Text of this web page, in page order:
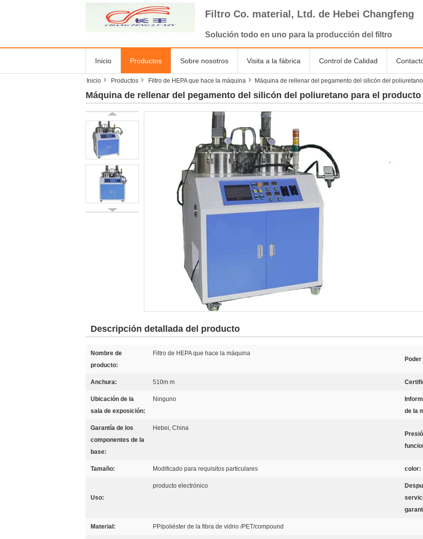
Filtro Co. material, Ltd. de Hebei Changfeng
Solución todo en uno para la producción del filtro
Inicio Productos Sobre nosotros Visita a la fábrica Control de Calidad
Inicio Productos Filtro de HEPA que hace la máquina Máquina de rellenar del pegamento del silicón del
Máquina de rellenar del pegamento del silicón del poliuretano para el
Descripción detallada del producto
Nombre de
producto:
Filtro de HEPA que hace la máquina
Anchura: 510m m
Ubicación de la
sala de exposición:
Ninguno
de la
Garantía de los
componentes de la
base:
Hebei, China
Tamaño: Modificado para requisitos particulares color:
Uso:
producto electrónico
Material: PP/poliéster de la fibra de vidrio /PET/compound